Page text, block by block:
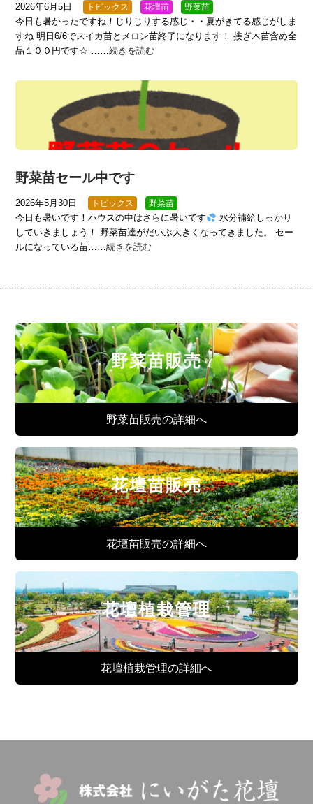
2026年6月5日 トピックス 花壇苗 野菜苗
今日も暑かったですね！じりじりする感じ・・夏がきてる感じがしま
すね 明日6/6でスイカ苗とメロン苗終了になります！ 接ぎ木苗含め全
品１００円です☆ ……続きを読む
野菜苗セール中です
2026年5月30日 トピックス 野菜苗
今日も暑いです！ハウスの中はさらに暑いです
水分補給しっかり
していきましょう！ 野菜苗達がだいぶ大きくなってきました。 セー
ルになっている苗……続きを読む
野菜苗販売
野菜苗販売の詳細へ
花壇苗販売
花壇苗販売の詳細へ
花壇植栽管理
花壇植栽管理の詳細へ